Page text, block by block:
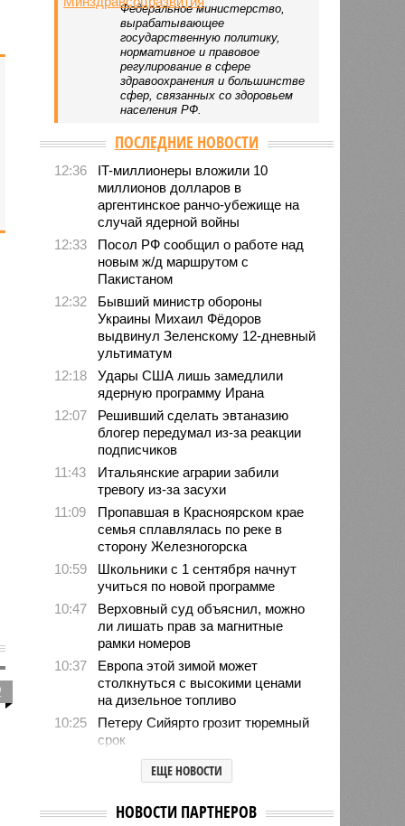
Федеральное министерство,
вырабатывающее
государственную политику,
нормативное и правовое
регулирование в сфере
здравоохранения и большинстве
сфер, связанных со здоровьем
населения РФ.
ПОСЛЕДНИЕ НОВОСТИ
12:36
IT-миллионеры вложили 10
миллионов долларов в
аргентинское ранчо-убежище на
случай ядерной войны
12:33
Посол РФ сообщил о работе над
новым ж/д маршрутом с
Пакистаном
12:32
Бывший министр обороны
Украины Михаил Фёдоров
выдвинул Зеленскому 12-дневный
ультиматум
12:18
Удары США лишь замедлили
ядерную программу Ирана
12:07
Решивший сделать эвтаназию
блогер передумал из-за реакции
подписчиков
11:43
Итальянские аграрии забили
тревогу из-за засухи
11:09
Пропавшая в Красноярском крае
семья сплавлялась по реке в
сторону Железногорска
10:59
Школьники с 1 сентября начнут
учиться по новой программе
10:47
Верховный суд объяснил, можно
ли лишать прав за магнитные
рамки номеров
10:37
Европа этой зимой может
столкнуться с высокими ценами
на дизельное топливо
10:25
Петеру Сийярто грозит тюремный
срок
В МИД рассказали о потенциале
Владикавказа как международного
09:49
Пентагон до конца года испытает
ЕЩЕ НОВОСТИ
НОВОСТИ ПАРТНЕРОВ